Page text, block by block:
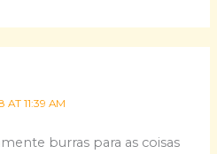
AT 11:39 AM
burras para as coisas